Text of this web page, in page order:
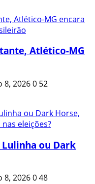
Atlético-MG
8, 20260 52
Lulinha ou Dark
8, 2026048